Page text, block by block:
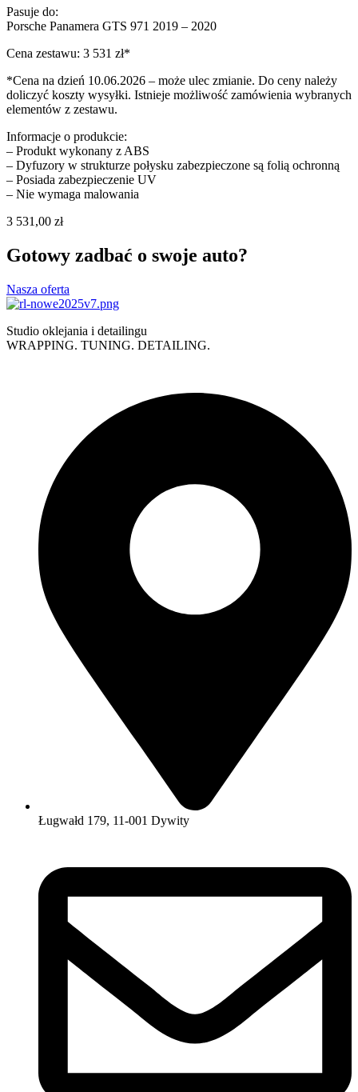
Pasuje do:
Porsche Panamera GTS 971 2019 – 2020
Cena zestawu: 3 531 zł*
*Cena na dzień 10.06.2026 – może ulec zmianie. Do ceny należy
doliczyć koszty wysyłki. Istnieje możliwość zamówienia wybranych
elementów z zestawu.
Informacje o produkcie:
– Produkt wykonany z ABS
– Dyfuzory w strukturze połysku zabezpieczone są folią ochronną
– Posiada zabezpieczenie UV
– Nie wymaga malowania
3 531,00 zł
Gotowy zadbać o swoje auto?
Nasza oferta
Studio oklejania i detailingu
WRAPPING. TUNING. DETAILING.
Ługwałd 179, 11-001 Dywity